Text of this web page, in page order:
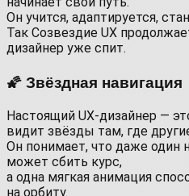
Он учится, адаптируется,
Так Созвездие UX
дизайнер уже спит.
🌠 Звёздная навигация
Настоящий UX-дизайнер —
видит звёзды там, где
Он понимает, что даже
может сбить курс,
а одна мягкая анимация
на орбиту.